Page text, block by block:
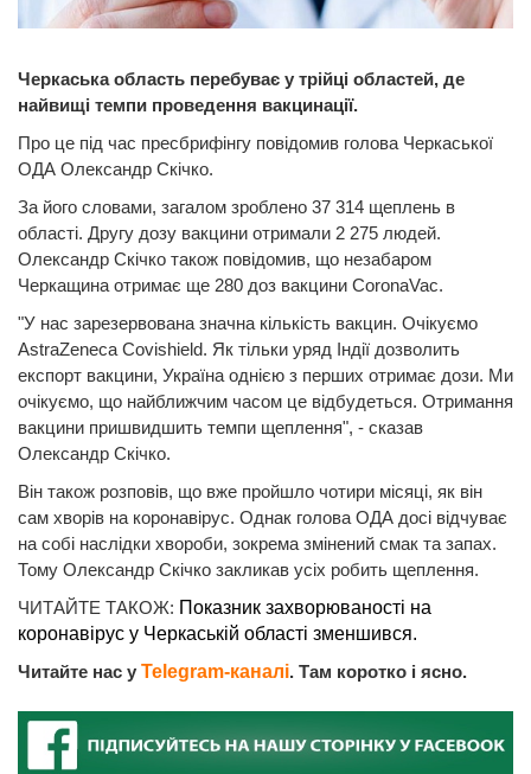
Черкаська область перебуває у трійці областей, де
найвищі темпи проведення вакцинації.
Про це під час пресбрифінгу повідомив голова Черкаської
ОДА Олександр Скічко.
За його словами, загалом зроблено 37 314 щеплень в
області. Другу дозу вакцини отримали 2 275 людей.
Олександр Скічко також повідомив, що незабаром
Черкащина отримає ще 280 доз вакцини CoronaVac.
"У нас зарезервована значна кількість вакцин. Очікуємо
AstraZeneca Covishield. Як тільки уряд Індії дозволить
експорт вакцини, Україна однією з перших отримає дози. Ми
очікуємо, що найближчим часом це відбудеться. Отримання
вакцини пришвидшить темпи щеплення", - сказав
Олександр Скічко.
Він також розповів, що вже пройшло чотири місяці, як він
сам хворів на коронавірус. Однак голова ОДА досі відчуває
на собі наслідки хвороби, зокрема змінений смак та запах.
Тому Олександр Скічко закликав усіх робить щеплення.
ЧИТАЙТЕ ТАКОЖ: Показник захворюваності на
коронавірус у Черкаській області зменшився.
Читайте нас у Telegram-каналі. Там коротко і ясно.